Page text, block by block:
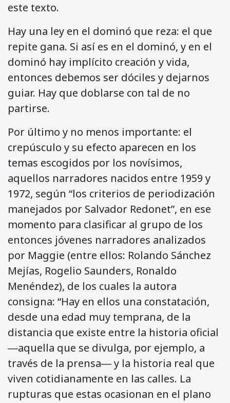
este texto.
Hay una ley en el dominó que reza: el que
repite gana. Si así es en el dominó, y en el
dominó hay implícito creación y vida,
entonces debemos ser dóciles y dejarnos
guiar. Hay que doblarse con tal de no
partirse.
Por último y no menos importante: el
crepúsculo y su efecto aparecen en los
temas escogidos por los novísimos,
aquellos narradores nacidos entre 1959 y
1972, según “los criterios de periodización
manejados por Salvador Redonet”, en ese
momento para clasificar al grupo de los
entonces jóvenes narradores analizados
por Maggie (entre ellos: Rolando Sánchez
Mejías, Rogelio Saunders, Ronaldo
Menéndez), de los cuales la autora
consigna: “Hay en ellos una constatación,
desde una edad muy temprana, de la
distancia que existe entre la historia oficial
―aquella que se divulga, por ejemplo, a
través de la prensa― y la historia real que
viven cotidianamente en las calles. La
rupturas que estas ocasionan en el plano